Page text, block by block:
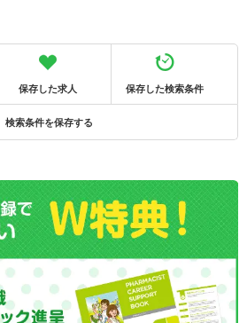
保存した求人 保存した検索条件
検索条件を保存する